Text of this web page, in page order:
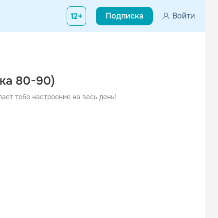
12+ Подписка Войти
80-90)
тебе настроение на весь день!